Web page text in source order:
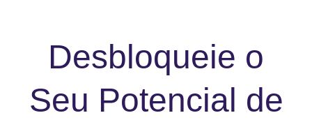
Desbloqueie o
Seu Potencial de